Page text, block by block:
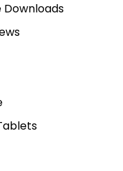
Downloads